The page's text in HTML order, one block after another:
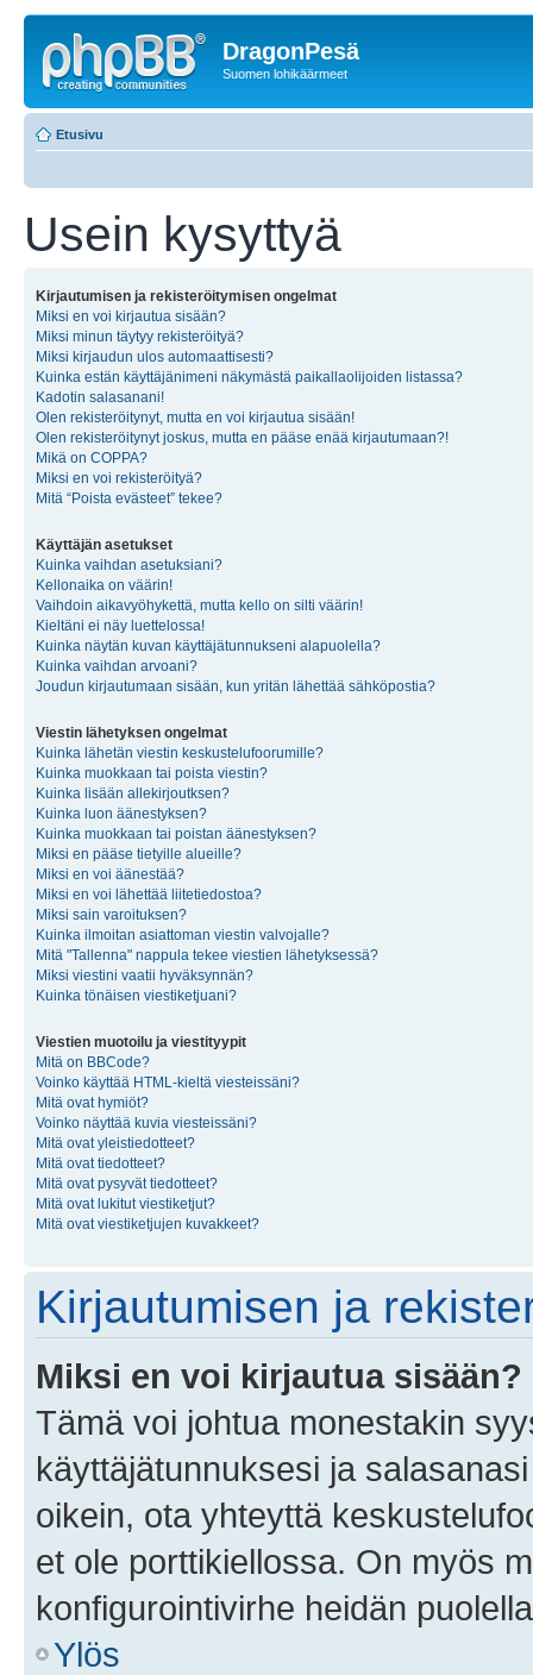
DragonPesä
Suomen lohikäärmeet
Etusivu
Usein kysyttyä
Kirjautumisen ja rekisteröitymisen ongelmat
Miksi en voi kirjautua sisään?
Miksi minun täytyy rekisteröityä?
Miksi kirjaudun ulos automaattisesti?
Kuinka estän käyttäjänimeni näkymästä paikallaolijoiden listassa?
Kadotin salasanani!
Olen rekisteröitynyt, mutta en voi kirjautua sisään!
Olen rekisteröitynyt joskus, mutta en pääse enää kirjautumaan?!
Mikä on COPPA?
Miksi en voi rekisteröityä?
Mitä “Poista evästeet” tekee?
Käyttäjän asetukset
Kuinka vaihdan asetuksiani?
Kellonaika on väärin!
Vaihdoin aikavyöhykettä, mutta kello on silti väärin!
Kieltäni ei näy luettelossa!
Kuinka näytän kuvan käyttäjätunnukseni alapuolella?
Kuinka vaihdan arvoani?
Joudun kirjautumaan sisään, kun yritän lähettää sähköpostia?
Viestin lähetyksen ongelmat
Kuinka lähetän viestin keskustelufoorumille?
Kuinka muokkaan tai poista viestin?
Kuinka lisään allekirjoutksen?
Kuinka luon äänestyksen?
Kuinka muokkaan tai poistan äänestyksen?
Miksi en pääse tietyille alueille?
Miksi en voi äänestää?
Miksi en voi lähettää liitetiedostoa?
Miksi sain varoituksen?
Kuinka ilmoitan asiattoman viestin valvojalle?
Mitä "Tallenna" nappula tekee viestien lähetyksessä?
Miksi viestini vaatii hyväksynnän?
Kuinka tönäisen viestiketjuani?
Viestien muotoilu ja viestityypit
Mitä on BBCode?
Voinko käyttää HTML-kieltä viesteissäni?
Mitä ovat hymiöt?
Voinko näyttää kuvia viesteissäni?
Mitä ovat yleistiedotteet?
Mitä ovat tiedotteet?
Mitä ovat pysyvät tiedotteet?
Mitä ovat lukitut viestiketjut?
Mitä ovat viestiketjujen kuvakkeet?
Kirjautumisen ja
Miksi en voi kirjautua sisään?
Tämä voi johtua monestakin
käyttäjätunnuksesi ja
oikein, ota yhteyttä
et ole porttikiellossa. On myös
konfigurointivirhe heidän
Ylös